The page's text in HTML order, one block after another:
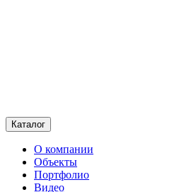
Каталог
О компании
Объекты
Портфолио
Видео